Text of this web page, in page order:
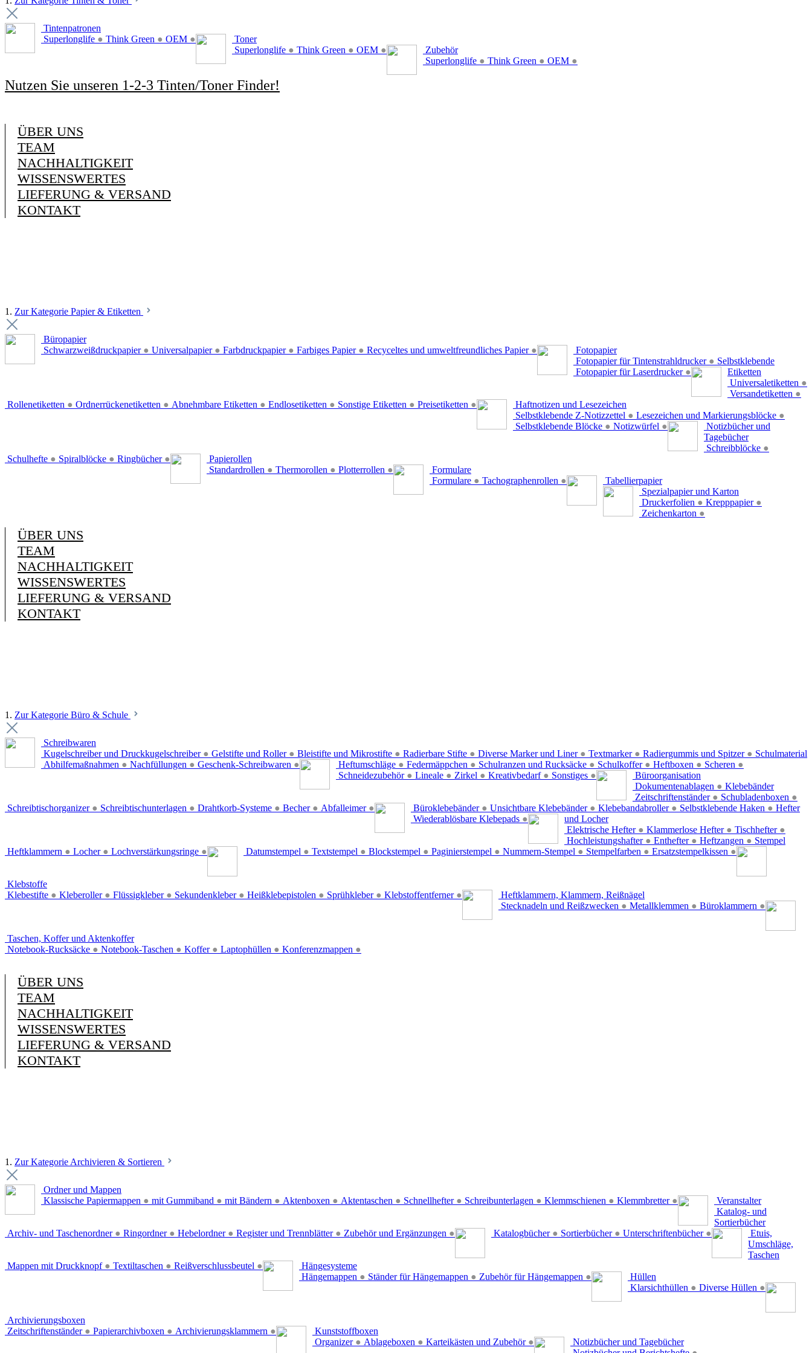
Tintenpatronen
Superlonglife ● Think Green ● OEM ●
Toner
Superlonglife ● Think Green ● OEM ●
Zubehör
Superlonglife ● Think Green ● OEM ●
Nutzen Sie unseren 1-2-3 Tinten/Toner Finder!
ÜBER UNS
TEAM
NACHHALTIGKEIT
WISSENSWERTES
LIEFERUNG & VERSAND
KONTAKT
1. Zur Kategorie Papier & Etiketten
Büropapier
Schwarzweißdruckpapier ● Universalpapier ● Farbdruckpapier ● Farbiges Papier ● Recyceltes und umweltfreundliches Papier ●
Fotopapier
Fotopapier für Tintenstrahldrucker ●
Fotopapier für Laserdrucker ●
Selbstklebende
Etiketten
Universaletiketten ●
Versandetiketten ●
Rollenetiketten ● Ordnerrückenetiketten ● Abnehmbare Etiketten ● Endlosetiketten ● Sonstige Etiketten ● Preisetiketten ●
Haftnotizen und Lesezeichen
Selbstklebende Z-Notizzettel ● Lesezeichen und Markierungsblöcke ●
Selbstklebende Blöcke ● Notizwürfel ●
Notizbücher und
Tagebücher
Schreibblöcke ●
Schulhefte ● Spiralblöcke ● Ringbücher ●
Papierollen
Standardrollen ● Thermorollen ● Plotterrollen ●
Formulare
Formulare ● Tachographenrollen ●
Tabellierpapier
Spezialpapier und Karton
Druckerfolien ● Krepppapier ●
Zeichenkarton ●
ÜBER UNS
TEAM
NACHHALTIGKEIT
WISSENSWERTES
LIEFERUNG & VERSAND
KONTAKT
1. Zur Kategorie Büro & Schule
Schreibwaren
Kugelschreiber und Druckkugelschreiber ● Gelstifte und Roller ● Bleistifte und Mikrostifte ● Radierbare Stifte ● Diverse Marker und Liner ● Textmarker ● Radiergummis und Spitzer ●
Abhilfemaßnahmen ● Nachfüllungen ● Geschenk-Schreibwaren ●
Schulmaterial
Heftumschläge ● Federmäppchen ● Schulranzen und Rucksäcke ● Schulkoffer ● Heftboxen ● Scheren ●
Schneidezubehör ● Lineale ● Zirkel ● Kreativbedarf ● Sonstiges ●
Büroorganisation
Dokumentenablagen ●
Zeitschriftenständer ● Schubladenboxen ●
Schreibtischorganizer ● Schreibtischunterlagen ● Drahtkorb-Systeme ● Becher ● Abfalleimer ●
Klebebänder
Büroklebebänder ● Unsichtbare Klebebänder ● Klebebandabroller ● Selbstklebende Haken ●
Wiederablösbare Klebepads ●
Hefter
und Locher
Elektrische Hefter ● Klammerlose Hefter ● Tischhefter ●
Hochleistungshafter ● Enthefter ● Heftzangen ●
Heftklammern ● Locher ● Lochverstärkungsringe ●
Stempel
Datumstempel ● Textstempel ● Blockstempel ● Paginierstempel ● Nummern-Stempel ● Stempelfarben ● Ersatzstempelkissen ●
Klebstoffe
Klebestifte ● Kleberoller ● Flüssigkleber ● Sekundenkleber ● Heißklebepistolen ● Sprühkleber ● Klebstoffentferner ●
Heftklammern, Klammern, Reißnägel
Stecknadeln und Reißzwecken ● Metallklemmen ● Büroklammern ●
Taschen, Koffer und Aktenkoffer
Notebook-Rucksäcke ● Notebook-Taschen ● Koffer ● Laptophüllen ● Konferenzmappen ●
ÜBER UNS
TEAM
NACHHALTIGKEIT
WISSENSWERTES
LIEFERUNG & VERSAND
KONTAKT
1. Zur Kategorie Archivieren & Sortieren
Ordner und Mappen
Klassische Papiermappen ● mit Gummiband ● mit Bändern ● Aktenboxen ● Aktentaschen ● Schnellhefter ● Schreibunterlagen ● Klemmschienen ● Klemmbretter ● Veranstalter
Archiv- und Taschenordner ● Ringordner ● Hebelordner ● Register und Trennblätter ● Zubehör und Ergänzungen ●
Katalog- und
Sortierbücher
Katalogbücher ● Sortierbücher ● Unterschriftenbücher ●
Etuis,
Umschläge,
Taschen
Mappen mit Druckknopf ● Textiltaschen ● Reißverschlussbeutel ●
Hängesysteme
Hängemappen ● Ständer für Hängemappen ● Zubehör für Hängemappen ●
Hüllen
Klarsichthüllen ● Diverse Hüllen ●
Archivierungsboxen
Zeitschriftenständer ● Papierarchivboxen ● Archivierungsklammern ●
Kunststoffboxen
Organizer ● Ablageboxen ● Karteikästen und Zubehör ●
Notizbücher und Tagebücher